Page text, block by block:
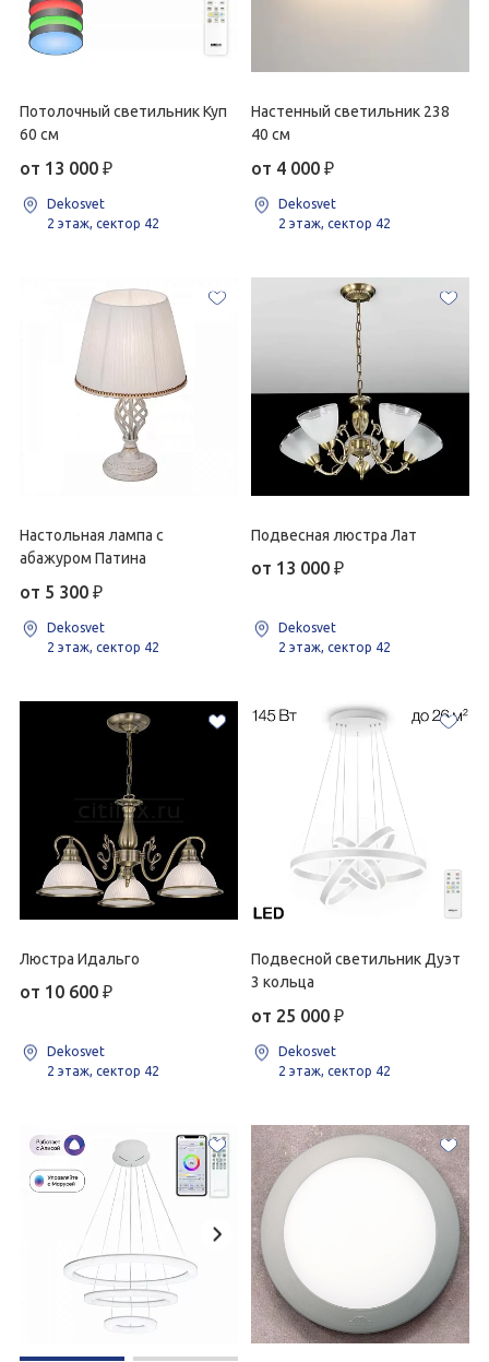
Потолочный светильник Куп
60 см
от 13 000 ₽
Dekosvet
2 этаж, сектор 42
Настенный светильник 238
40 см
от 4 000 ₽
Dekosvet
2 этаж, сектор 42
Настольная лампа с
абажуром Патина
от 5 300 ₽
Dekosvet
2 этаж, сектор 42
Подвесная люстра Лат
от 13 000 ₽
Dekosvet
2 этаж, сектор 42
Люстра Идальго
от 10 600 ₽
Dekosvet
2 этаж, сектор 42
Подвесной светильник Дуэт
3 кольца
от 25 000 ₽
Dekosvet
2 этаж, сектор 42